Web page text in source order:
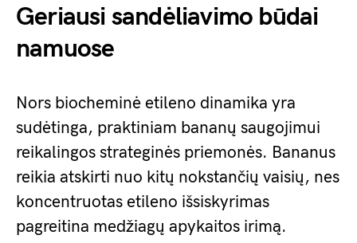
Geriausi sandėliavimo būdai
namuose
Nors biocheminė etileno dinamika yra
sudėtinga, praktiniam bananų saugojimui
reikalingos strateginės priemonės. Bananus
reikia atskirti nuo kitų nokstančių vaisių, nes
koncentruotas etileno išsiskyrimas
pagreitina medžiagų apykaitos irimą.